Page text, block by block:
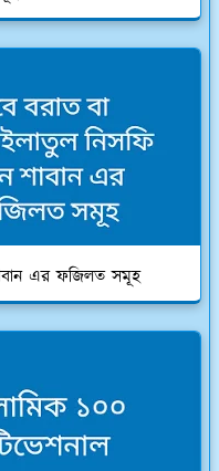
এর ফজিলত সমূহ